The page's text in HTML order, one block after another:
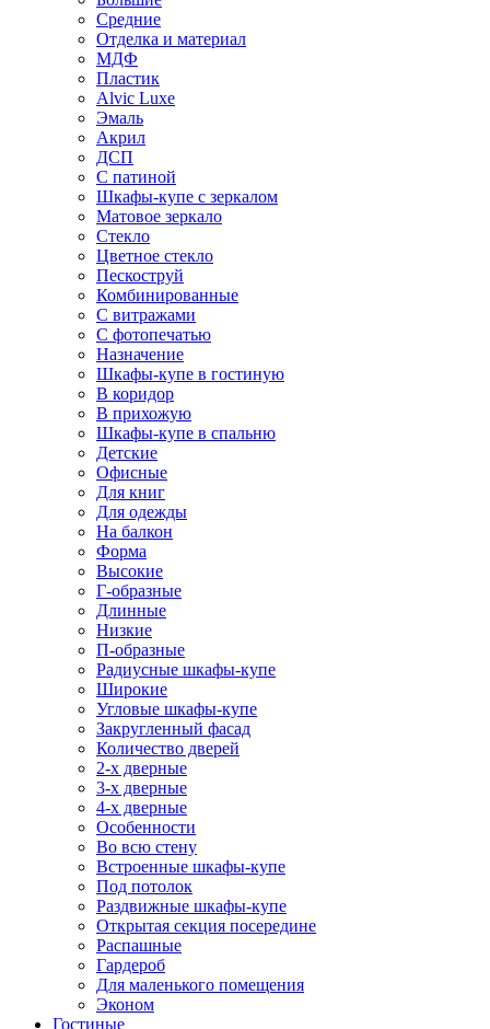
Средние
Отделка и материал
МДФ
Пластик
Alvic Luxe
Эмаль
Акрил
ДСП
С патиной
Шкафы-купе с зеркалом
Матовое зеркало
Стекло
Цветное стекло
Пескоструй
Комбинированные
С витражами
С фотопечатью
Назначение
Шкафы-купе в гостиную
В коридор
В прихожую
Шкафы-купе в спальню
Детские
Офисные
Для книг
Для одежды
На балкон
Форма
Высокие
Г-образные
Длинные
Низкие
П-образные
Радиусные шкафы-купе
Широкие
Угловые шкафы-купе
Закругленный фасад
Количество дверей
2-х дверные
3-х дверные
4-х дверные
Особенности
Во всю стену
Встроенные шкафы-купе
Под потолок
Раздвижные шкафы-купе
Открытая секция посередине
Распашные
Гардероб
Для маленького помещения
Эконом
Гостиные